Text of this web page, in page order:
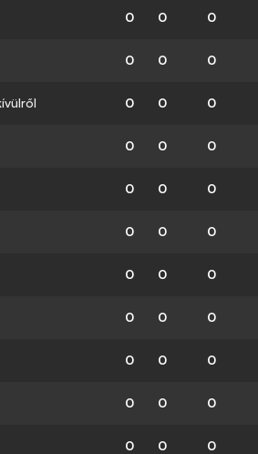
0 0 0
0 0 0
0 0 0
0 0 0
0 0 0
0 0 0
0 0 0
0 0 0
0 0 0
0 0 0
0 0 0